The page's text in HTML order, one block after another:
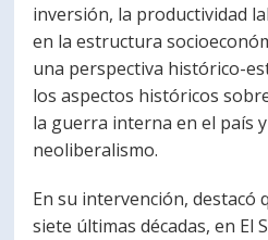
inversión, la productividad
en la estructura
una perspectiva histórico-
los aspectos históricos
la guerra interna en el país
neoliberalismo.
En su intervención, destacó
siete últimas décadas, en El